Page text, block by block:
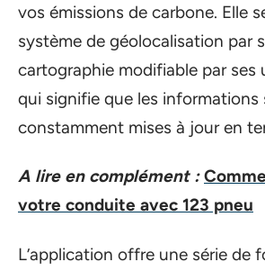
vos émissions de carbone. Elle
système de géolocalisation par
cartographie modifiable par ses
qui signifie que les informations
constamment mises à jour en
A lire en complément :
votre conduite avec 123 pneu
L’application offre une série de